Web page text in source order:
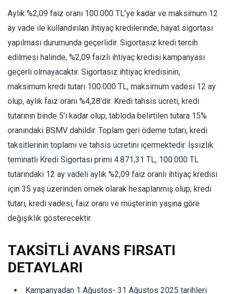
Aylık %2,09 faiz oranı 100.000 TL’ye kadar ve maksimum 12
ay vade ile kullandırılan ihtiyaç kredilerinde, hayat sigortası
yapılması durumunda geçerlidir. Sigortasız kredi tercih
edilmesi halinde, %2,09 faizli ihtiyaç kredisi kampanyası
geçerli olmayacaktır. Sigortasız ihtiyaç kredisinin,
maksimum kredi tutarı 100.000 TL, maksimum vadesi 12 ay
olup, aylık faiz oranı %4,28’dir. Kredi tahsis ücreti, kredi
tutarının binde 5’i kadar olup, tabloda belirtilen tutara 15%
oranındaki BSMV dahildir. Toplam geri ödeme tutarı, kredi
taksitlerinin toplamı ve tahsis ücretini içermektedir. İşsizlik
teminatlı Kredi Sigortası primi 4.871,31 TL, 100.000 TL
tutarındaki 12 ay vadeli aylık %2,09 faiz oranlı ihtiyaç kredisi
için 35 yaş üzerinden örnek olarak hesaplanmış olup; kredi
tutarı, kredi vadesi, faiz oranı ve müşterinin yaşına göre
değişiklik gösterecektir.​​​​
TAKSİTLİ AVANS FIRSATI
DETAYLARI
Kampanyadan 1 Ağustos- 31 Ağustos 2025 tarihleri